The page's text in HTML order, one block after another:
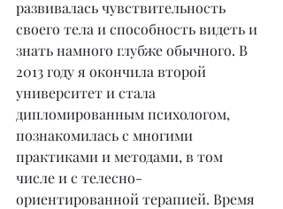
развивалась чувствительность
своего тела и способность видеть и
знать намного глубже обычного. В
2013 году я окончила второй
университет и стала
дипломированным психологом,
познакомилась с многими
практиками и методами, в том
числе и с телесно-
ориентированной терапией. Время